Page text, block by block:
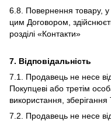
6.8. Повернення товару,
цим Договором,
розділі «Контакти»
7. Відповідальність
7.1. Продавець не несе
Покупцеві або третім
використання,
7.2. Продавець не несе